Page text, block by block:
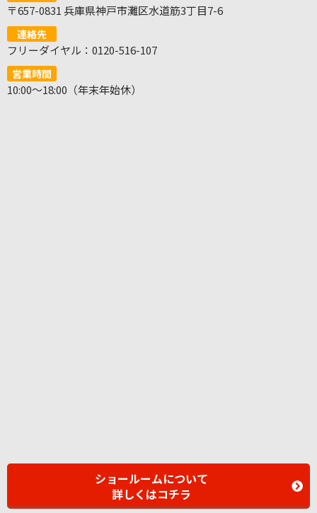
〒657-0831 兵庫県神戸市灘区水道筋3丁目7-6
連絡先
フリーダイヤル：0120-516-107
営業時間
10:00～18:00（年末年始休）
ショールームについて
詳しくはコチラ